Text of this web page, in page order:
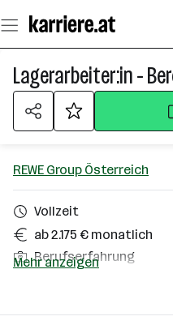
Seiteninhalt
springen
Lagerarbeiter:in -
REWE Group Österreich
Vollzeit
ab 2.175 € monatlich
Berufserfahrung
Mehr anzeigen